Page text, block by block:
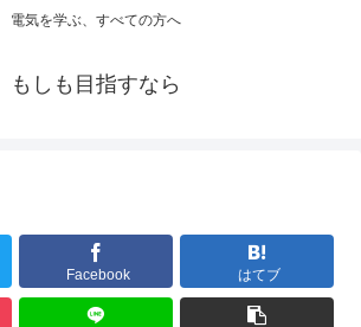
電気を学ぶ、すべての方へ
もしも目指すなら
Facebook はてブ